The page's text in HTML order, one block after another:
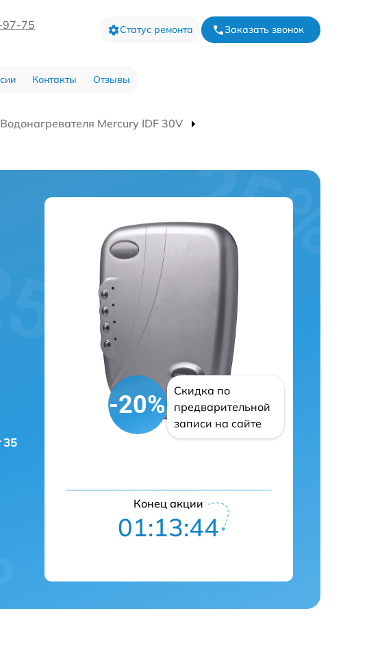
97-75 Статус ремонта Заказать звонок
Контакты Отзывы
Mercury IDF 30V
35
-20%
Скидка по
предварительной
записи на сайте
Конец акции
01:13:43